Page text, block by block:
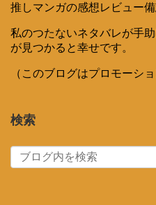
推しマンガの感想レビュー
私のつたないネタバレが手
が見つかると幸せです。
（このブログはプロモーシ
検索